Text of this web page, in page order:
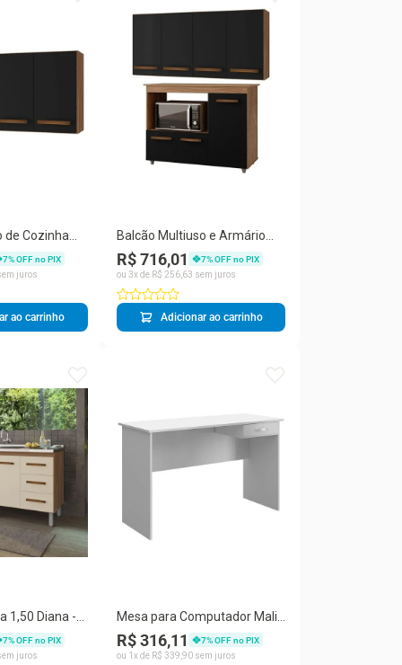
de Cozinha
4 Portas
Móveis
7% OFF no PIX
juros
ao carrinho
Balcão Multiuso e Armário
Aéreo Luni Savana 3 e 4
Portas MDP Porta de Bater
Preto Moblis Móveis
R$ 716,01 7% OFF no PIX
ou 3x de R$ 256, 63 sem juros
Adicionar ao carrinho
1,50 Diana -
7% OFF no PIX
juros
Mesa para Computador Mali
Moderno 1 Gaveta MDP
120CM Branco Moblis Móveis
R$ 316,11 7% OFF no PIX
ou 1 x de R$ 339 90sem juros